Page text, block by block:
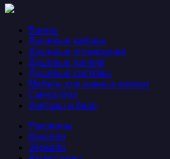
Ванны
Душевые кабины
Душевые ограждения
Душевые панели
Душевые системы
Мебель для ванных комнат
Смесители
Унитазы и биде
Раковины
Консоли
Зеркала